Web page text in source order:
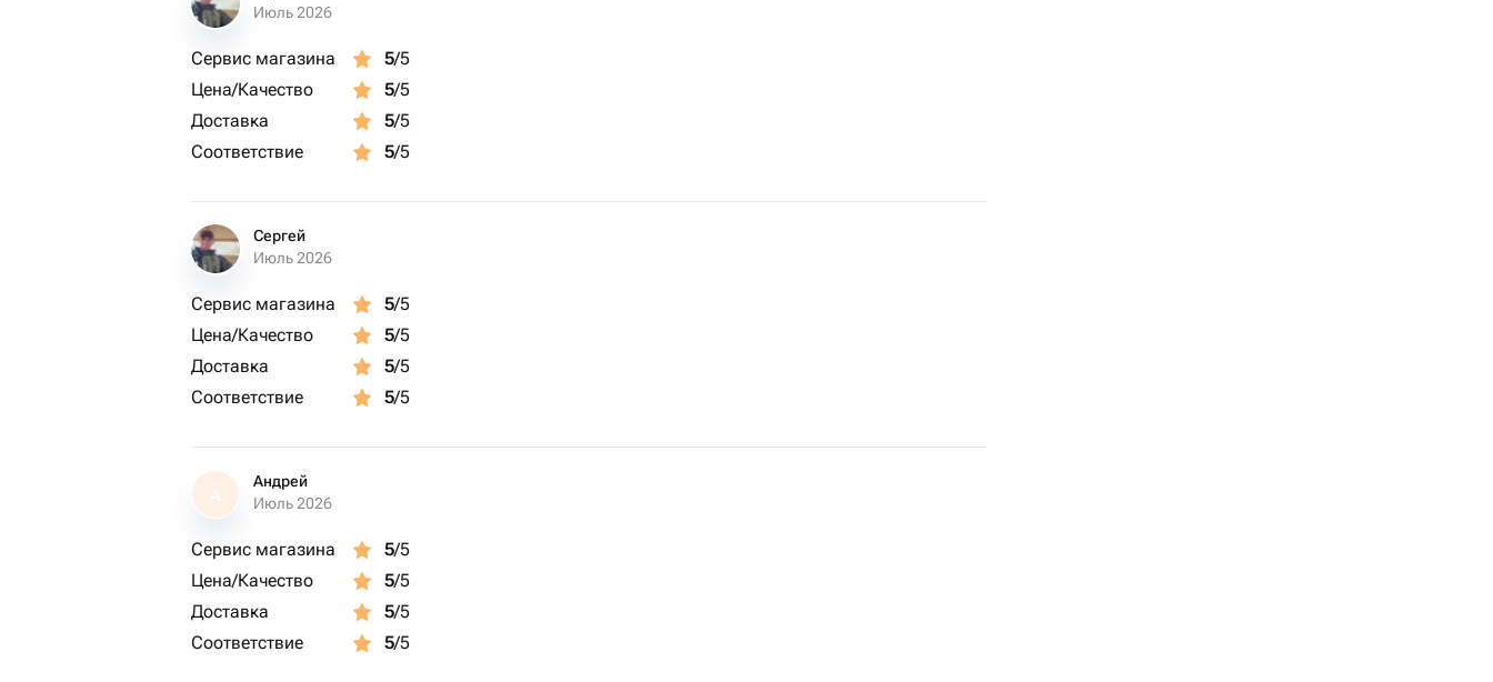
Июль 2026
Сервис магазина 5/5
Цена/Качество
5/5
Доставка
5/5
Соответствие
5/5
Сергей
Июль 2026
Сервис магазина 5/5
Цена/Качество
5/5
Доставка
5/5
Соответствие
5/5
А
Андрей
Июль 2026
Сервис магазина 5/5
Цена/Качество
5/5
Доставка
5/5
Соответствие
5/5